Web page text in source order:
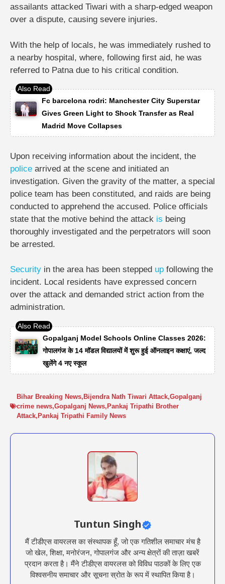
assailants attacked Tiwari with a sharp-edged weapon
over a dispute, causing severe injuries.
With the help of locals, he was immediately rushed to
a nearby hospital, where, following first aid, he was
referred to Patna due to his critical condition.
Fc barcelona rodri: Manchester City Superstar
Gives Green Light to Shock Transfer as Real
Madrid Move Collapses
Upon receiving information about the incident, the
police arrived at the scene and initiated an
investigation. Given the gravity of the matter, a special
police team has been constituted, and raids are being
conducted to apprehend the accused. Police officials
state that the motive behind the attack is being
thoroughly investigated and the perpetrators will soon
be arrested.
Security in the area has been stepped up following the
incident. Local residents have expressed concern
over the attack and demanded strict action from the
administration.
Gopalganj Model Schools Online Classes 2026:
गोपालगंज के 14 मॉडल विद्यालयों में शुरू हुई ऑनलाइन कक्षाएं, जल्द
खुलेंगे 4 नए स्कूल
Bihar Breaking News, Bijendra Nath Tiwari Attack,Gopalganj
crime news,Gopalganj News, Pankaj Tripathi Brother
Attack, Pankaj Tripathi Family News
Tuntun Singh
मैं टीडीएस वायरलस का संस्थापक हूँ, जो एक गतिशील समाचार मंच है
जो खेल, शिक्षा, मनोरंजन, गोपालगंज और अन्य क्षेत्रों की ताज़ा खबरें
प्रदान करता है। मैंने टीडीएस वायरलस को विविध पाठकों के लिए एक
विश्वसनीय समाचार और सूचना स्रोत के रूप में स्थापित किया है।